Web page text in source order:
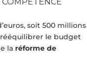
soit 500 millions
rééquilibrer le budget
la réforme de